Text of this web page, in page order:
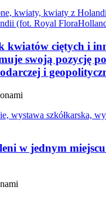
kwiatów ciętych i
swoją pozycję
i
w jednym